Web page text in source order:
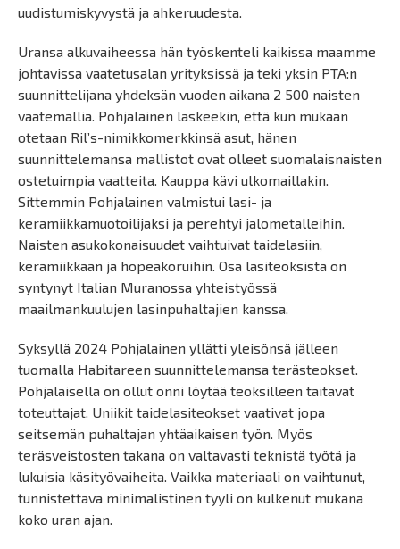
uudistumiskyvystä ja ahkeruudesta.
Uransa alkuvaiheessa hän työskenteli kaikissa maamme
johtavissa vaatetusalan yrityksissä ja teki yksin PTA:n
suunnittelijana yhdeksän vuoden aikana 2 500 naisten
vaatemallia. Pohjalainen laskeekin, että kun mukaan
otetaan Ril’s-nimikkomerkkinsä asut, hänen
suunnittelemansa mallistot ovat olleet suomalaisnaisten
ostetuimpia vaatteita. Kauppa kävi ulkomaillakin.
Sittemmin Pohjalainen valmistui lasi- ja
keramiikkamuotoilijaksi ja perehtyi jalometalleihin.
Naisten asukokonaisuudet vaihtuivat taidelasiin,
keramiikkaan ja hopeakoruihin. Osa lasiteoksista on
syntynyt Italian Muranossa yhteistyössä
maailmankuulujen lasinpuhaltajien kanssa.
Syksyllä 2024 Pohjalainen yllätti yleisönsä jälleen
tuomalla Habitareen suunnittelemansa terästeokset.
Pohjalaisella on ollut onni löytää teoksilleen taitavat
toteuttajat. Uniikit taidelasiteokset vaativat jopa
seitsemän puhaltajan yhtäaikaisen työn. Myös
teräsveistosten takana on valtavasti teknistä työtä ja
lukuisia käsityövaiheita. Vaikka materiaali on vaihtunut,
tunnistettava minimalistinen tyyli on kulkenut mukana
koko uran ajan.